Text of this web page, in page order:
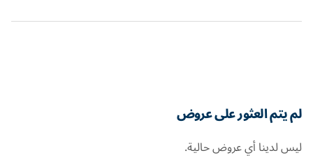
لم يتم العثور على عروض
ليس لدينا أي عروض حالية.